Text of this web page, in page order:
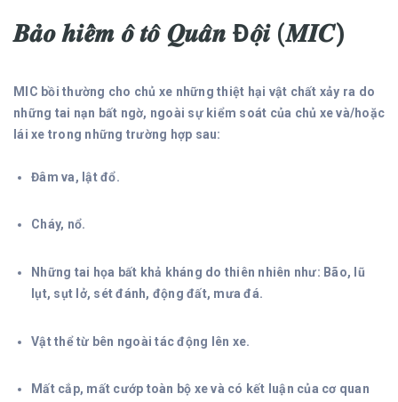
𝑩𝒂̉𝒐 𝒉𝒊𝒆̂̉𝒎 𝒐̂ 𝒕𝒐̂ 𝑸𝒖𝒂̂𝒏 Đ𝒐̣̂𝒊 (𝑴𝑰𝑪)
MIC bồi thường cho chủ xe những thiệt hại vật chất xảy ra do
những tai nạn bất ngờ, ngoài sự kiểm soát của chủ xe và/hoặc
lái xe trong những trường hợp sau:
Đâm va, lật đổ.
Cháy, nổ.
Những tai họa bất khả kháng do thiên nhiên như: Bão, lũ
lụt, sụt lở, sét đánh, động đất, mưa đá.
Vật thể từ bên ngoài tác động lên xe.
Mất cắp, mất cướp toàn bộ xe và có kết luận của cơ quan